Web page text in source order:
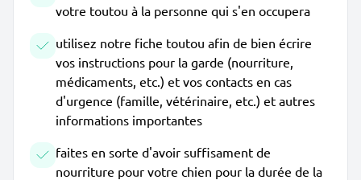
votre toutou à la personne qui s'en occupera
utilisez notre fiche toutou afin de bien écrire
vos instructions pour la garde (nourriture,
médicaments, etc.) et vos contacts en cas
d'urgence (famille, vétérinaire, etc.) et autres
informations importantes
faites en sorte d'avoir suffisament de
nourriture pour votre chien pour la durée de la